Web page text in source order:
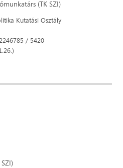
(TK SZI)
Kutatási Osztály
/ 5420